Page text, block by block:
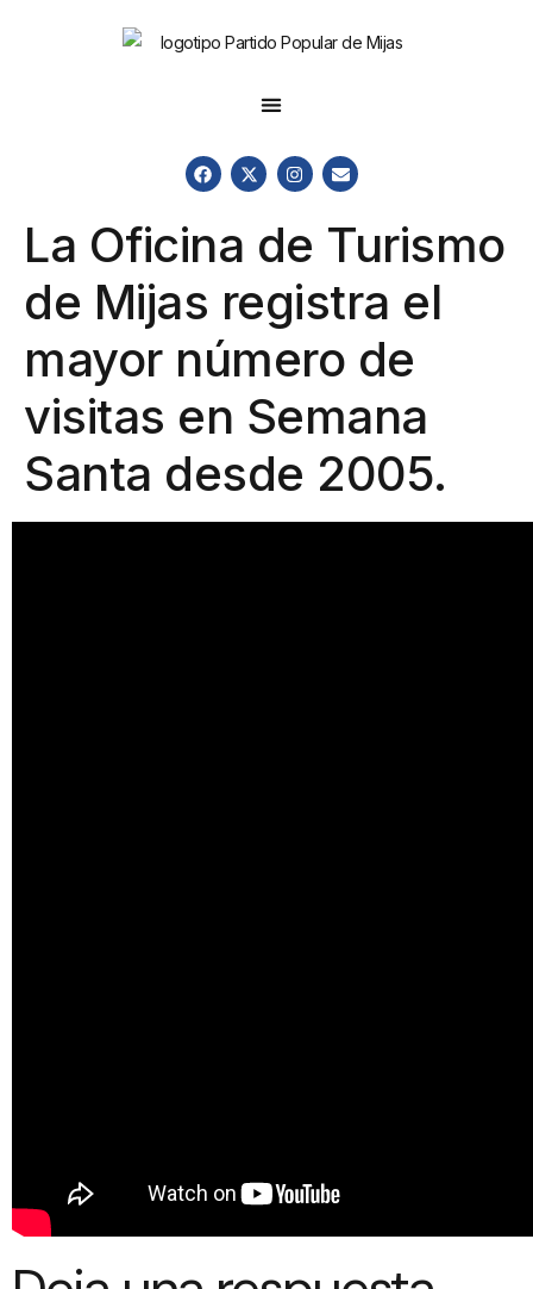
La Oficina de Turismo
de Mijas registra el
mayor número de
visitas en Semana
Santa desde 2005.